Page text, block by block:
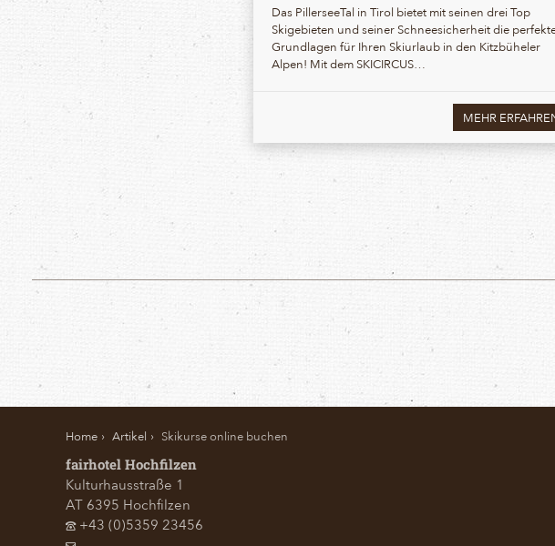
Das PillerseeTal in Tirol bietet mit seinen drei Top
Skigebieten und seiner Schneesicherheit die
Grundlagen für Ihren Skiurlaub in den Kitzbüheler
Alpen! Mit demSKICIRCUS…
MEHR
Home Artikel Skikurse online buchen
fairhotel Hochfilzen
Kulturhausstraße 1
AT 6395 Hochfilzen
+43 (0)5359 23456